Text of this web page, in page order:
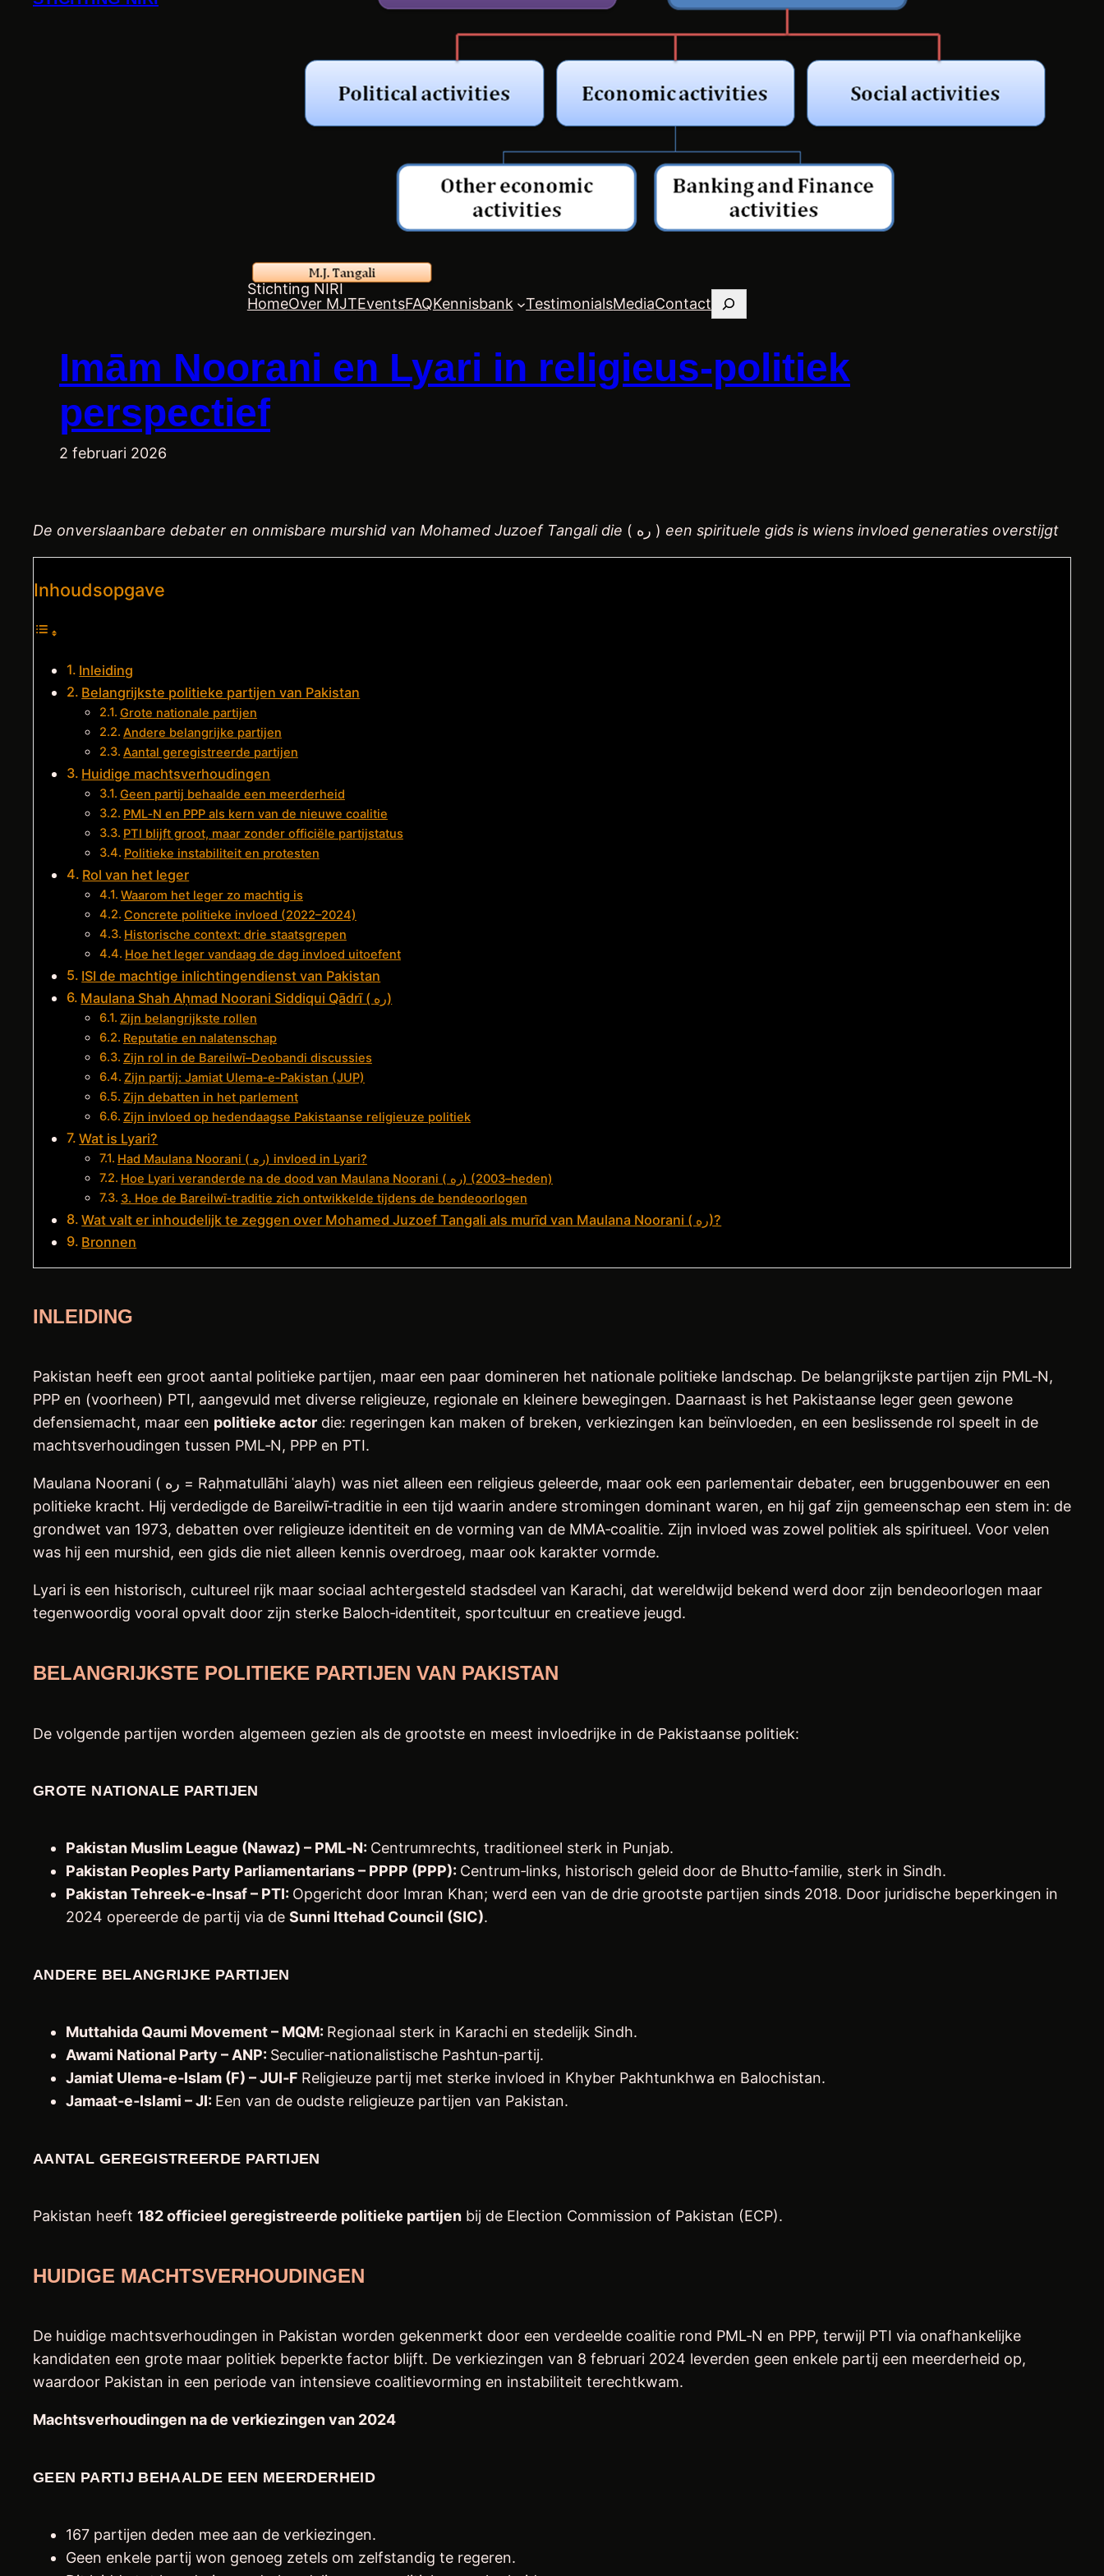
Stichting NIRI
HomeOver MJTEventsFAQKennisbank TestimonialsMediaContact Zoeken
Imām Noorani en Lyari in religieus‑politiek
perspectief
2 februari 2026
De onverslaanbare debater en onmisbare murshid van Mohamed Juzoef Tangali die ( ره ) een spirituele gids is wiens invloed generaties overstijgt
Inhoudsopgave
Inleiding
Belangrijkste politieke partijen van Pakistan
Grote nationale partijen
Andere belangrijke partijen
Aantal geregistreerde partijen
Huidige machtsverhoudingen
Geen partij behaalde een meerderheid
PML‑N en PPP als kern van de nieuwe coalitie
PTI blijft groot, maar zonder officiële partijstatus
Politieke instabiliteit en protesten
Rol van het leger
Waarom het leger zo machtig is
Concrete politieke invloed (2022–2024)
Historische context: drie staatsgrepen
Hoe het leger vandaag de dag invloed uitoefent
ISI de machtige inlichtingendienst van Pakistan
Maulana Shah Aḥmad Noorani Siddiqui Qādrī ( ره)
Zijn belangrijkste rollen
Reputatie en nalatenschap
Zijn rol in de Bareilwī–Deobandi discussies
Zijn partij: Jamiat Ulema‑e‑Pakistan (JUP)
Zijn debatten in het parlement
Zijn invloed op hedendaagse Pakistaanse religieuze politiek
Wat is Lyari?
Had Maulana Noorani ( ره) invloed in Lyari?
Hoe Lyari veranderde na de dood van Maulana Noorani ( ره) (2003–heden)
3. Hoe de Bareilwī‑traditie zich ontwikkelde tijdens de bendeoorlogen
Wat valt er inhoudelijk te zeggen over Mohamed Juzoef Tangali als murīd van Maulana Noorani ( ره)?
Bronnen
INLEIDING
Pakistan heeft een groot aantal politieke partijen, maar een paar domineren het nationale politieke landschap. De belangrijkste partijen zijn PML‑N,
PPP en (voorheen) PTI, aangevuld met diverse religieuze, regionale en kleinere bewegingen. Daarnaast is het Pakistaanse leger geen gewone
defensiemacht, maar een politieke actor die: regeringen kan maken of breken, verkiezingen kan beïnvloeden, en een beslissende rol speelt in de
machtsverhoudingen tussen PML‑N, PPP en PTI.
Maulana Noorani ( ره = Raḥmatullāhi ʿalayh) was niet alleen een religieus geleerde, maar ook een parlementair debater, een bruggenbouwer en een
politieke kracht. Hij verdedigde de Bareilwī‑traditie in een tijd waarin andere stromingen dominant waren, en hij gaf zijn gemeenschap een stem in: de
grondwet van 1973, debatten over religieuze identiteit en de vorming van de MMA‑coalitie. Zijn invloed was zowel politiek als spiritueel. Voor velen
was hij een murshid, een gids die niet alleen kennis overdroeg, maar ook karakter vormde.
Lyari is een historisch, cultureel rijk maar sociaal achtergesteld stadsdeel van Karachi, dat wereldwijd bekend werd door zijn bendeoorlogen maar
tegenwoordig vooral opvalt door zijn sterke Baloch‑identiteit, sportcultuur en creatieve jeugd.
BELANGRIJKSTE POLITIEKE PARTIJEN VAN PAKISTAN
De volgende partijen worden algemeen gezien als de grootste en meest invloedrijke in de Pakistaanse politiek:
GROTE NATIONALE PARTIJEN
Pakistan Muslim League (Nawaz) – PML‑N: Centrumrechts, traditioneel sterk in Punjab.
Pakistan Peoples Party Parliamentarians – PPPP (PPP): Centrum‑links, historisch geleid door de Bhutto‑familie, sterk in Sindh.
Pakistan Tehreek‑e‑Insaf – PTI: Opgericht door Imran Khan; werd een van de drie grootste partijen sinds 2018. Door juridische beperkingen in
2024 opereerde de partij via de Sunni Ittehad Council (SIC).
ANDERE BELANGRIJKE PARTIJEN
Muttahida Qaumi Movement – MQM: Regionaal sterk in Karachi en stedelijk Sindh.
Awami National Party – ANP: Seculier‑nationalistische Pashtun‑partij.
Jamiat Ulema‑e‑Islam (F) – JUI‑F Religieuze partij met sterke invloed in Khyber Pakhtunkhwa en Balochistan.
Jamaat‑e‑Islami – JI: Een van de oudste religieuze partijen van Pakistan.
AANTAL GEREGISTREERDE PARTIJEN
Pakistan heeft 182 officieel geregistreerde politieke partijen bij de Election Commission of Pakistan (ECP).
HUIDIGE MACHTSVERHOUDINGEN
De huidige machtsverhoudingen in Pakistan worden gekenmerkt door een verdeelde coalitie rond PML‑N en PPP, terwijl PTI via onafhankelijke
kandidaten een grote maar politiek beperkte factor blijft. De verkiezingen van 8 februari 2024 leverden geen enkele partij een meerderheid op,
waardoor Pakistan in een periode van intensieve coalitievorming en instabiliteit terechtkwam.
Machtsverhoudingen na de verkiezingen van 2024
GEEN PARTIJ BEHAALDE EEN MEERDERHEID
167 partijen deden mee aan de verkiezingen.
Geen enkele partij won genoeg zetels om zelfstandig te regeren.